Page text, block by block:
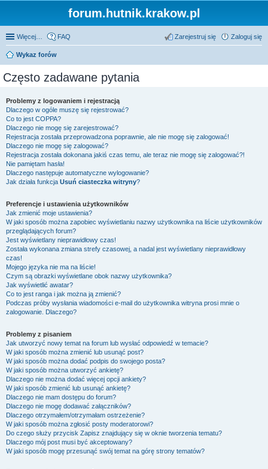
forum.hutnik.krakow.pl
Więcej… FAQ Zaloguj się
Zarejestruj się
Wykaz forów
Często zadawane pytania
Problemy z logowaniem i rejestracją
Dlaczego w ogóle muszę się rejestrować?
Co to jest COPPA?
Dlaczego nie mogę się zarejestrować?
Rejestracja została przeprowadzona poprawnie, ale nie mogę się zalogować!
Dlaczego nie mogę się zalogować?
Rejestracja została dokonana jakiś czas temu, ale teraz nie mogę się zalogować?!
Nie pamiętam hasła!
Dlaczego następuje automatyczne wylogowanie?
Jak działa funkcja Usuń ciasteczka witryny?
Preferencje i ustawienia użytkowników
Jak zmienić moje ustawienia?
W jaki sposób można zapobiec wyświetlaniu nazwy użytkownika na liście użytkowników
przeglądających forum?
Jest wyświetlany nieprawidłowy czas!
Została wykonana zmiana strefy czasowej, a nadal jest wyświetlany nieprawidłowy
czas!
Mojego języka nie ma na liście!
Czym są obrazki wyświetlane obok nazwy użytkownika?
Jak wyświetlić awatar?
Co to jest ranga i jak można ją zmienić?
Podczas próby wysłania wiadomości e-mail do użytkownika witryna prosi mnie o
zalogowanie. Dlaczego?
Problemy z pisaniem
Jak utworzyć nowy temat na forum lub wysłać odpowiedź w temacie?
W jaki sposób można zmienić lub usunąć post?
W jaki sposób można dodać podpis do swojego posta?
W jaki sposób można utworzyć ankietę?
Dlaczego nie można dodać więcej opcji ankiety?
W jaki sposób zmienić lub usunąć ankietę?
Dlaczego nie mam dostępu do forum?
Dlaczego nie mogę dodawać załączników?
Dlaczego otrzymałem/otrzymałam ostrzeżenie?
W jaki sposób można zgłosić posty moderatorowi?
Do czego służy przycisk Zapisz znajdujący się w oknie tworzenia tematu?
Dlaczego mój post musi być akceptowany?
W jaki sposób mogę przesunąć swój temat na górę strony tematów?